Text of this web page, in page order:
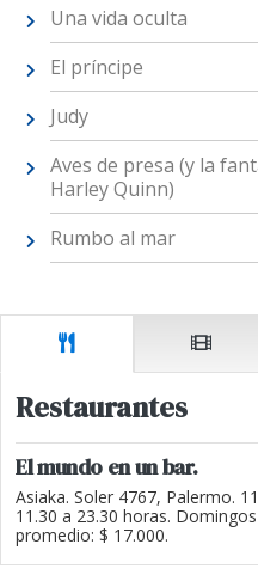
Una vida oculta
El príncipe
Judy
Aves de presa (y la
Harley Quinn)
Rumbo al mar
Restaurantes
El mundo en un bar.
Asiaka. Soler 4767, Palermo.
11.30 a 23.30 horas.
promedio: $ 17.000.